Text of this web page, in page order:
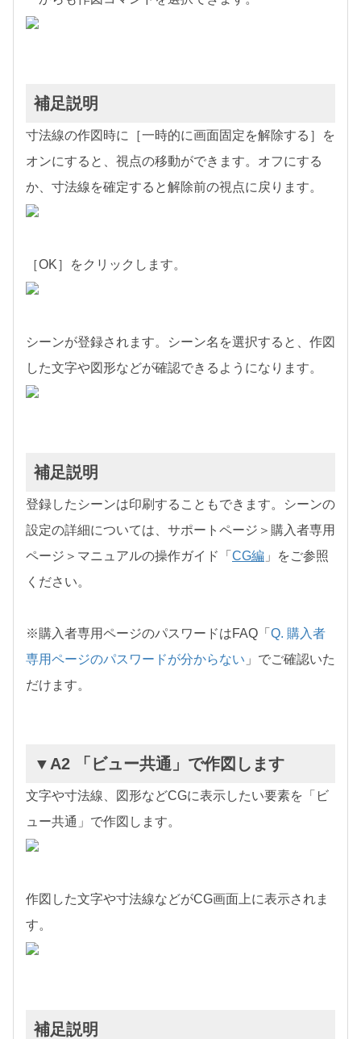
補足説明
寸法線の作図時に［一時的に画面固定を解除する］を
オンにすると、視点の移動ができます。オフにする
か、寸法線を確定すると解除前の視点に戻ります。
［OK］をクリックします。
シーンが登録されます。シーン名を選択すると、作図
した文字や図形などが確認できるようになります。
補足説明
登録したシーンは印刷することもできます。シーンの
設定の詳細については、サポートページ＞購入者専用
ページ＞マニュアルの操作ガイド「 CG編 」をご参照
ください。
※購入者専用ページのパスワードはFAQ「 Q. 購入者
専用ページのパスワードが分からない 」でご確認いた
だけます。
▼A2 「ビュー共通」で作図します
文字や寸法線、図形などCGに表示したい要素を「ビ
ュー共通」で作図します。
作図した文字や寸法線などがCG画面上に表示されま
す。
補足説明